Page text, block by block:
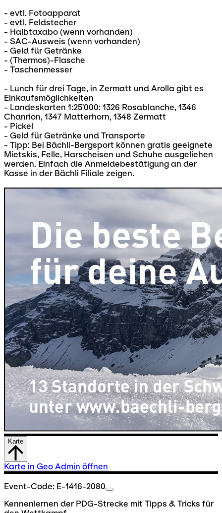
- evtl. Fotoapparat
- evtl. Feldstecher
- Halbtaxabo (wenn vorhanden)
- SAC-Ausweis (wenn vorhanden)
- Geld für Getränke
- (Thermos)-Flasche
- Taschenmesser
- Lunch für drei Tage, in Zermatt und Arolla gibt es
Einkaufsmöglichkeiten
- Landeskarten 1:25'000: 1326 Rosablanche, 1346
Chanrion, 1347 Matterhorn, 1348 Zermatt
- Pickel
- Geld für Getränke und Transporte
- Tipp: Bei Bächli-Bergsport können gratis geeignete
Mietskis, Felle, Harscheisen und Schuhe ausgeliehen
werden. Einfach die Anmeldebestätigung an der
Kasse in der Bächli Filiale zeigen.
Karte
Karte in Geo Admin öffnen
Event-Code: E-1416-2080
Kennenlernen der PDG-Strecke mit Tipps & Tricks für